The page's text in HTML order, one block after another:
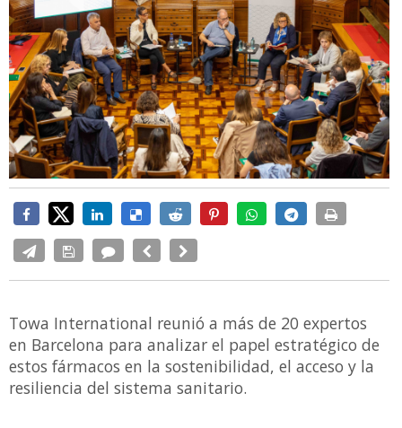
Towa International reunió a más de 20 expertos
en Barcelona para analizar el papel estratégico de
estos fármacos en la sostenibilidad, el acceso y la
resiliencia del sistema sanitario.